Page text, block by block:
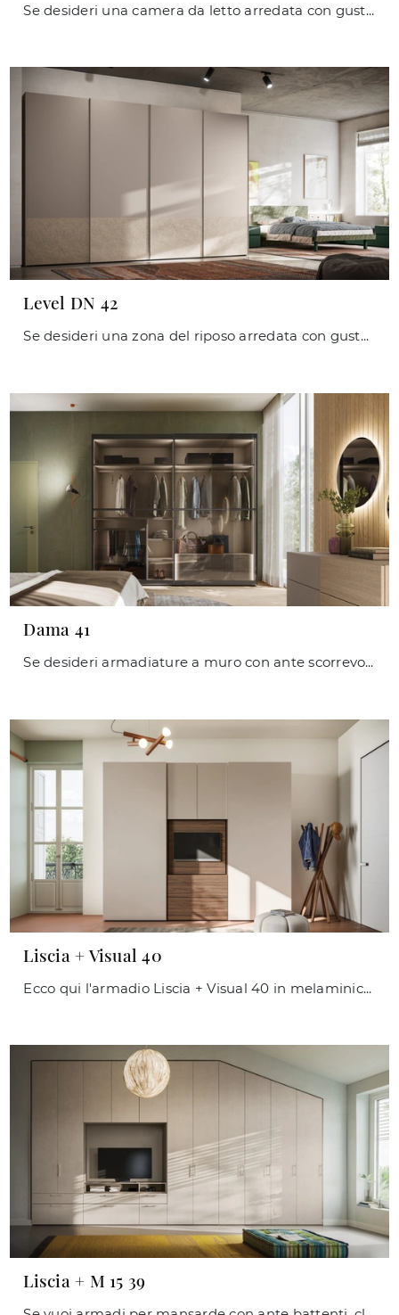
Se desideri una camera da letto arredata con gusto, scegli l'armadio Climb DN + Climb UP 43 con ante scorrevoli di Orme!
Level DN 42
Se desideri una zona del riposo arredata con gusto, scegli l'armadio Level DN 42 con ante scorrevoli di Orme!
Dama 41
Se desideri armadiature a muro con ante scorrevoli, clicca e scopri l'armadio Dama 41 di Orme in vetro.
Liscia + Visual 40
Ecco qui l'armadio Liscia + Visual 40 in melaminico di Orme! Una ricca gamma di armadi a muro con ante scorrevoli.
Liscia + M 15 39